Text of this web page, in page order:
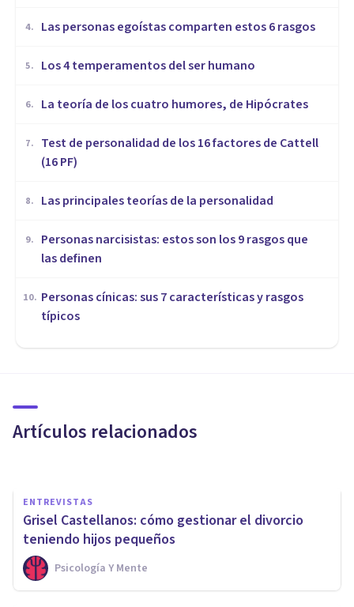
4. Las personas egoístas comparten estos 6 rasgos
5. Los 4 temperamentos del ser humano
6. ​La teoría de los cuatro humores, de Hipócrates
7.
Test de personalidad de los 16 factores de Cattell
(16 PF)
8. Las principales teorías de la personalidad
9.
Personas narcisistas: estos son los 9 rasgos que
las definen
10. Personas cínicas: sus 7 características y rasgos
típicos
Artículos relacionados
pareja
ENTREVISTAS
Grisel Castellanos: cómo gestionar el divorcio
teniendo hijos pequeños
Psicología Y Mente